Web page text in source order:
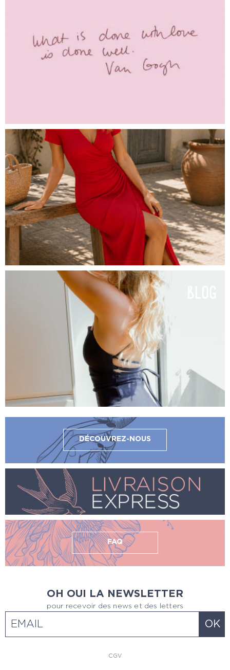
DÉCOUVREZ-NOUS
FAQ
OH OUI LA NEWSLETTER
pour recevoir des news et des letters
CGV